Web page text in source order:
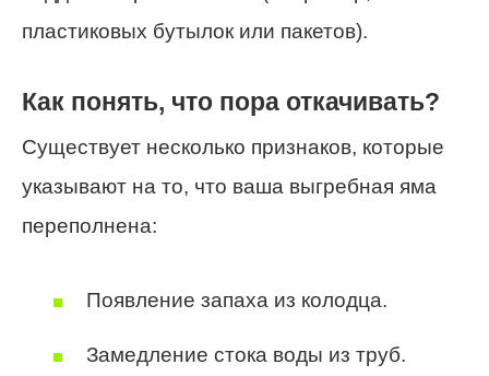
пластиковых бутылок или пакетов).
Как понять, что пора откачивать?
Существует несколько признаков, которые
указывают на то, что ваша выгребная яма
переполнена:
Появление запаха из колодца.
Замедление стока воды из труб.